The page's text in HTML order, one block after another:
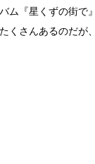
ム『星くずの街で
くさんあるのだが